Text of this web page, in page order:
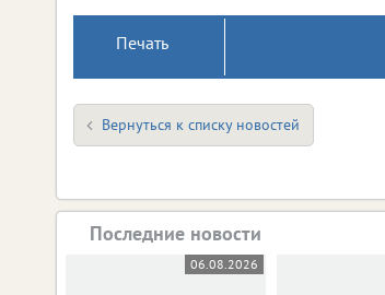
Печать
Вернуться к списку новостей
Последние новости
06.08.2026